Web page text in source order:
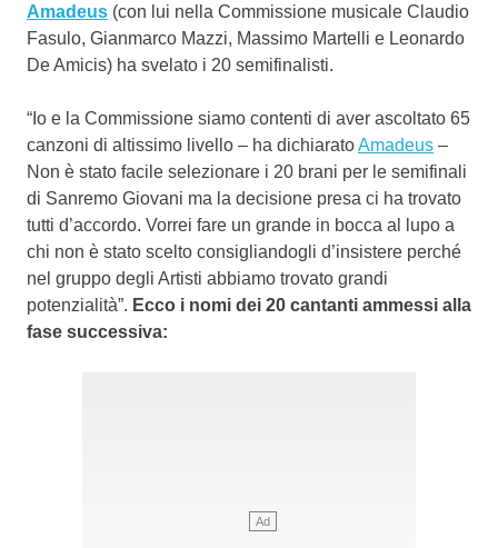
Amadeus (con lui nella Commissione musicale Claudio
Fasulo, Gianmarco Mazzi, Massimo Martelli e Leonardo
De Amicis) ha svelato i 20 semifinalisti.
“Io e la Commissione siamo contenti di aver ascoltato 65
canzoni di altissimo livello – ha dichiaratoAmadeus –
Non è stato facile selezionare i 20 brani per le semifinali
di Sanremo Giovani ma la decisione presa ci ha trovato
tutti d’accordo. Vorrei fare un grande in bocca al lupo a
chi non è stato scelto consigliandogli d’insistere perché
nel gruppo degli Artisti abbiamo trovato grandi
potenzialità”. Ecco i nomi dei 20 cantanti ammessi alla
fase successiva: